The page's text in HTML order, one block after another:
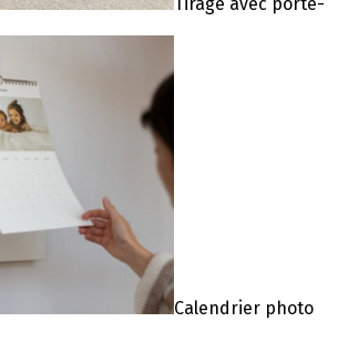
Calendrier photo